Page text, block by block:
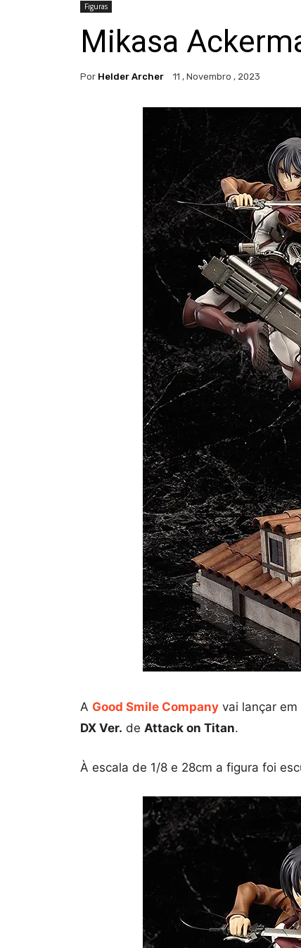
Figuras
Mikasa
Por Helder Archer 11 , Novembro , 2023
A Good Smile Company vai lançar
DX Ver. de Attack on Titan.
À escala de 1/8 e 28cm a figura foi